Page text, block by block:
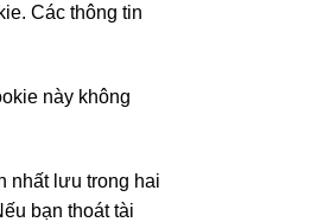
Các thông tin
này không
nhất lưu trong hai
bạn thoát tài